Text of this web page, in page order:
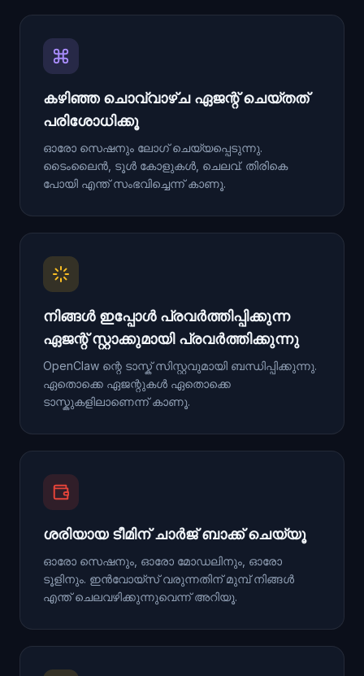
കഴിഞ്ഞ ചൊവ്വാഴ്ച ഏജന്റ് ചെയ്തത്
പരിശോധിക്കൂ
ഓരോ സെഷനും ലോഗ് ചെയ്യപ്പെടുന്നു.
ടൈംലൈൻ, ടൂൾ കോളുകൾ, ചെലവ്. തിരികെ
പോയി എന്ത് സംഭവിച്ചെന്ന് കാണൂ.
നിങ്ങൾ ഇപ്പോൾ പ്രവർത്തിപ്പിക്കുന്ന
ഏജന്റ് സ്റ്റാക്കുമായി പ്രവർത്തിക്കുന്നു
OpenClaw ന്റെ ടാസ്ക് സിസ്റ്റവുമായി ബന്ധിപ്പിക്കുന്നു.
ഏതൊക്കെ ഏജന്റുകൾ ഏതൊക്കെ
ടാസ്കുകളിലാണെന്ന് കാണൂ.
ശരിയായ ടീമിന് ചാർജ് ബാക്ക് ചെയ്യൂ
ഓരോ സെഷനും, ഓരോ മോഡലിനും, ഓരോ
ടൂളിനും. ഇൻവോയ്സ് വരുന്നതിന് മുമ്പ് നിങ്ങൾ
എന്ത് ചെലവഴിക്കുന്നുവെന്ന് അറിയൂ.